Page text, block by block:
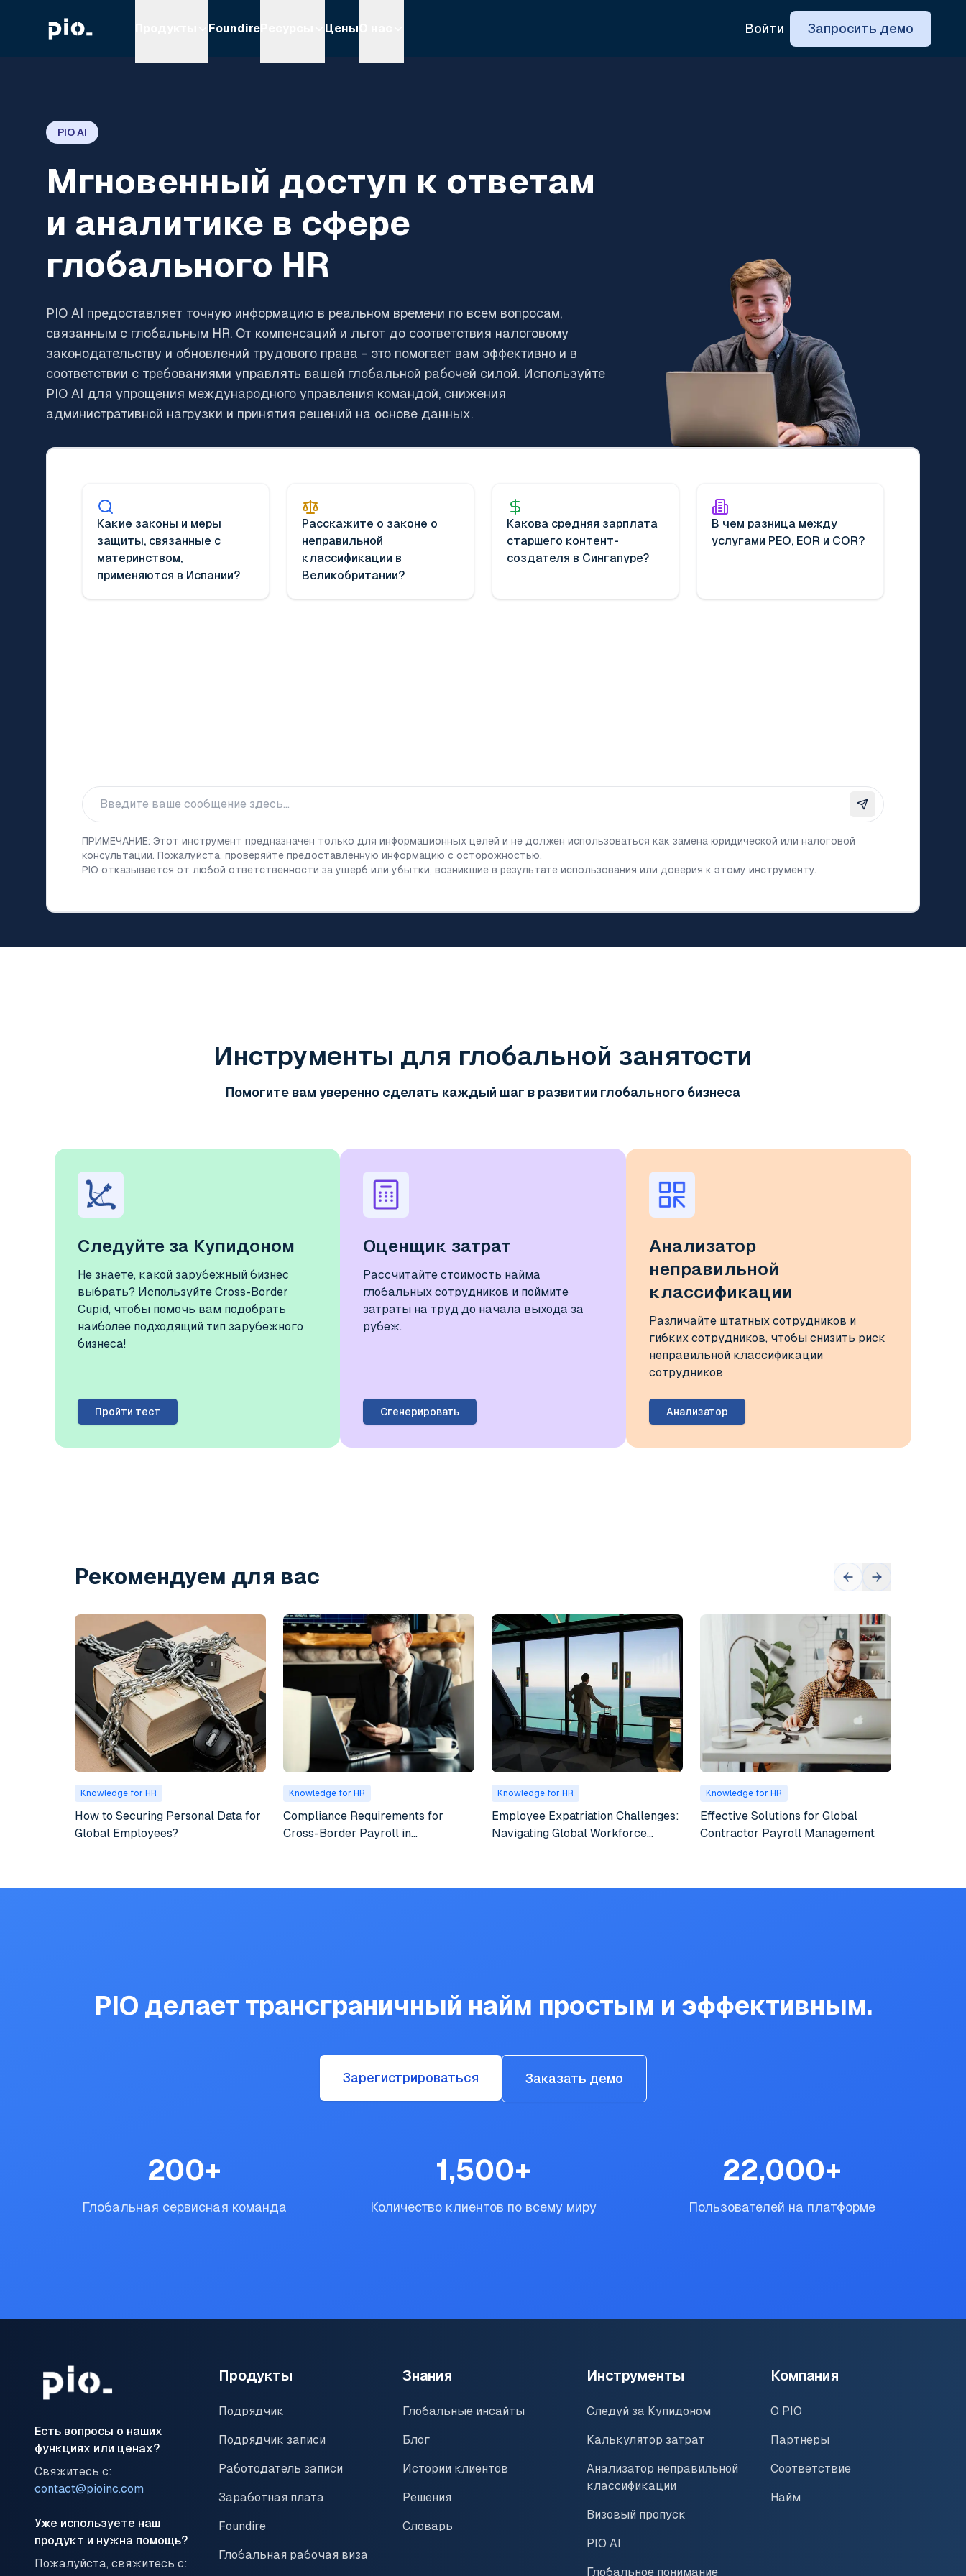
Foundire Цены Войти Запросить демо
PIO AI
Мгновенный доступ к ответам
и аналитике в сфере
глобального HR
PIO AI предоставляет точную информацию в реальном времени по всем вопросам,
связанным с глобальным HR. От компенсаций и льгот до соответствия налоговому
законодательству и обновлений трудового права - это помогает вам эффективно и в
соответствии с требованиями управлять вашей глобальной рабочей силой. Используйте
PIO AI для упрощения международного управления командой, снижения
административной нагрузки и принятия решений на основе данных.
Какие законы и меры
защиты, связанные с
материнством,
применяются в Испании?
Расскажите о законе о
неправильной
классификации в
Великобритании?
Какова средняя зарплата
старшего контент-
создателя в Сингапуре?
В чем разница между
услугами PEO, EOR и COR?
ПРИМЕЧАНИЕ: Этот инструмент предназначен только для информационных целей и не должен использоваться как замена юридической или налоговой
консультации. Пожалуйста, проверяйте предоставленную информацию с осторожностью.
PIO отказывается от любой ответственности за ущерб или убытки, возникшие в результате использования или доверия к этому инструменту.
Инструменты для глобальной занятости
Помогите вам уверенно сделать каждый шаг в развитии глобального бизнеса
Следуйте за Купидоном
Не знаете, какой зарубежный бизнес
выбрать? Используйте Cross-Border
Cupid, чтобы помочь вам подобрать
наиболее подходящий тип зарубежного
бизнеса!
Пройти тест
Оценщик затрат
Рассчитайте стоимость найма
глобальных сотрудников и поймите
затраты на труд до начала выхода за
рубеж.
Сгенерировать
Анализатор
неправильной
классификации
Различайте штатных сотрудников и
гибких сотрудников, чтобы снизить риск
неправильной классификации
сотрудников
Анализатор
Рекомендуем для вас
Knowledge for HR
How to Securing Personal Data for
Global Employees?
Knowledge for HR
Compliance Requirements for
Cross-Border Payroll in
Knowledge for HR
Employee Expatriation Challenges:
Navigating Global Workforce
Knowledge for HR
Effective Solutions for Global
Contractor Payroll Management
PIO делает трансграничный найм простым и эффективным.
Зарегистрироваться Заказать демо
200+
Глобальная сервисная команда
1,500+
Количество клиентов по всему миру
22,000+
Пользователей на платформе
Есть вопросы о наших
функциях или ценах?
Свяжитесь с:
contact@pioinc.com
Уже используете наш
продукт и нужна помощь?
Пожалуйста, свяжитесь с:
Продукты
Подрядчик
Подрядчик записи
Работодатель записи
Заработная плата
Foundire
Глобальная рабочая виза
Знания
Глобальные инсайты
Блог
Истории клиентов
Решения
Словарь
Инструменты
Следуй за Купидоном
Калькулятор затрат
Анализатор неправильной
классификации
Визовый пропуск
PIO AI
Глобальное понимание
Компания
О PIO
Партнеры
Соответствие
Найм